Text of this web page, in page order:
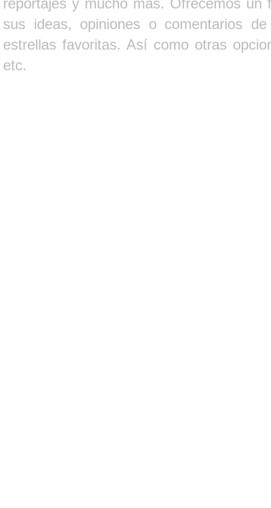
sus ideas, opiniones o comentarios
estrellas favoritas. Así como otras
etc.